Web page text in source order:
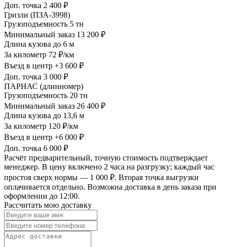
Доп. точка 2 400 ₽
Гризли (ПЗА-3998)
Грузоподъемность 5 тн
Минимальный заказ 13 200 ₽
Длина кузова до 6 м
За километр 72 ₽/км
Въезд в центр +3 600 ₽
Доп. точка 3 000 ₽
ПАРНАС (длинномер)
Грузоподъемность 20 тн
Минимальный заказ 26 400 ₽
Длина кузова до 13,6 м
За километр 120 ₽/км
Въезд в центр +6 000 ₽
Доп. точка 6 000 ₽
Расчёт предварительный, точную стоимость подтверждает
менеджер. В цену включено 2 часа на разгрузку; каждый час
простоя сверх нормы — 1 000 ₽. Вторая точка выгрузки
оплачивается отдельно. Возможна доставка в день заказа при
оформлении до 12:00.
Рассчитать мою доставку